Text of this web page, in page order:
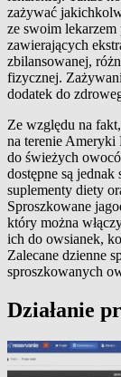
zażywać
ze swoim
zawierających
zbilansowanej,
fizycznej.
dodatek do
Ze względu na
na terenie Ameryki
do świeżych
dostępne są
suplementy diety
Sproszkowane
który można
ich do owsianek,
Zalecane dzienne
sproszkowanych
Działanie